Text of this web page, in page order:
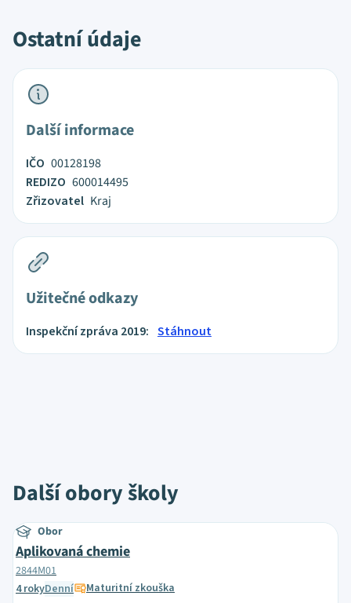
Ostatní údaje
Další informace
IČO 00128198
REDIZO 600014495
Zřizovatel Kraj
Užitečné odkazy
Inspekční zpráva 2019: Stáhnout
Další obory školy
Obor
Aplikovaná chemie
2844M01
4 rokyDenní Maturitní zkouška